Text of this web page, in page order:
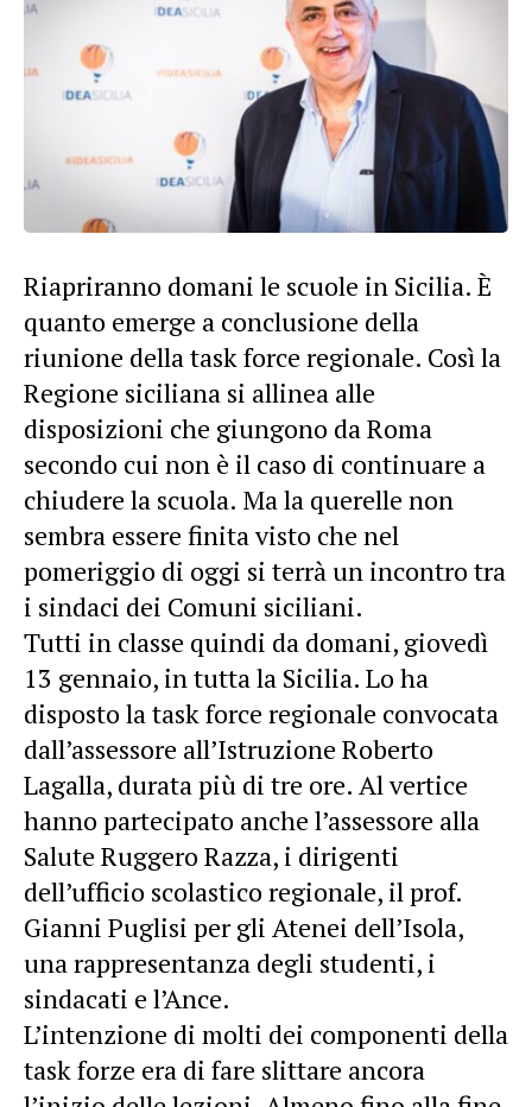
Riapriranno domani le scuole in Sicilia. È
quanto emerge a conclusione della
riunione della task force regionale. Così la
Regione siciliana si allinea alle
disposizioni che giungono da Roma
secondo cui non è il caso di continuare a
chiudere la scuola. Ma la querelle non
sembra essere finita visto che nel
pomeriggio di oggi si terrà un incontro tra
i sindaci dei Comuni siciliani.
Tutti in classe quindi da domani, giovedì
13 gennaio, in tutta la Sicilia. Lo ha
disposto la task force regionale convocata
dall’assessore all’Istruzione Roberto
Lagalla, durata più di tre ore. Al vertice
hanno partecipato anche l’assessore alla
Salute Ruggero Razza, i dirigenti
dell’ufficio scolastico regionale, il prof.
Gianni Puglisi per gli Atenei dell’Isola,
una rappresentanza degli studenti, i
sindacati e l’Ance.
L’intenzione di molti dei componenti della
task forze era di fare slittare ancora